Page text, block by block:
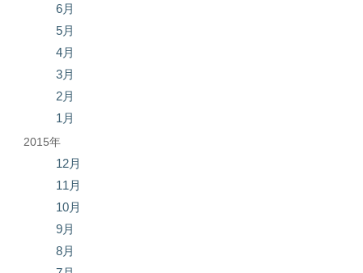
6月
5月
4月
3月
2月
1月
2015年
12月
11月
10月
9月
8月